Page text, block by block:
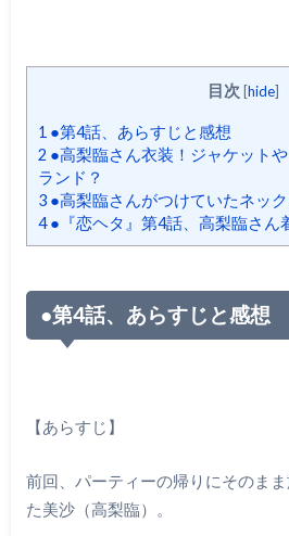
目次 [hide]
1 ●第4話、あらすじと感想
2 ●高梨臨さん衣装！ジャケット
ランド？
3●高梨臨さんがつけていたネック
4●『恋ヘタ』第4話、高梨臨さん
●第4話、あらすじと感想
【あらすじ】
前回、パーティーの帰りにそのま
た美沙（高梨臨）。